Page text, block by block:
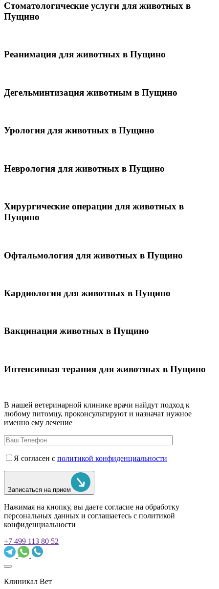
Стоматологические услуги для животных в
Пущино
Реанимация для животных в Пущино
Дегельминтизация животным в Пущино
Урология для животных в Пущино
Неврология для животных в Пущино
Хирургические операции для животных в
Пущино
Офтальмология для животных в Пущино
Кардиология для животных в Пущино
Вакцинация животных в Пущино
Интенсивная терапия для животных в Пущино
В нашей ветеринарной клинике врачи найдут подход к
любому питомцу, проконсультируют и назначат нужное
именно ему лечение
Я согласен с политикой конфиденциальности
Записаться на прием
Нажимая на кнопку, вы даете согласие на обработку
персональных данных и соглашаетесь c политикой
конфиденциальности
+7 499 113 80 52
Клиникал Вет